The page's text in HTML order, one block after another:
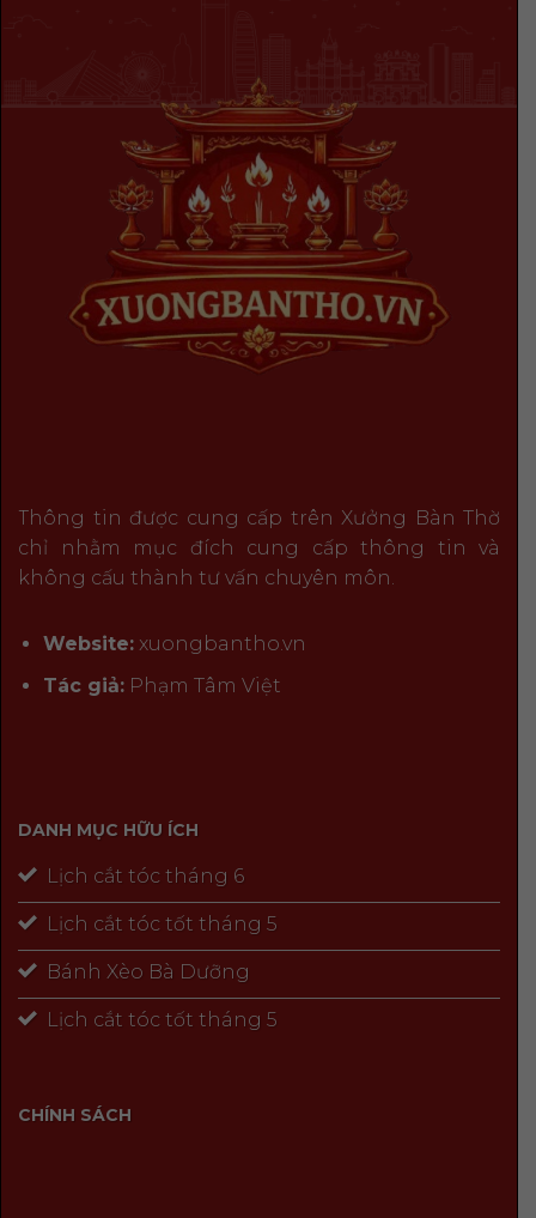
Thông tin được cung cấp trên Xưởng Bàn Thờ
chỉ nhằm mục đích cung cấp thông tin và
không cấu thành tư vấn chuyên môn.
Website:xuongbantho.vn
Tác giả:Phạm Tâm Việt
DANH MỤC HỮU ÍCH
Lịch cắt tóc tháng 6
Lịch cắt tóc tốt tháng 5
Bánh Xèo Bà Dưỡng
Lịch cắt tóc tốt tháng 5
CHÍNH SÁCH